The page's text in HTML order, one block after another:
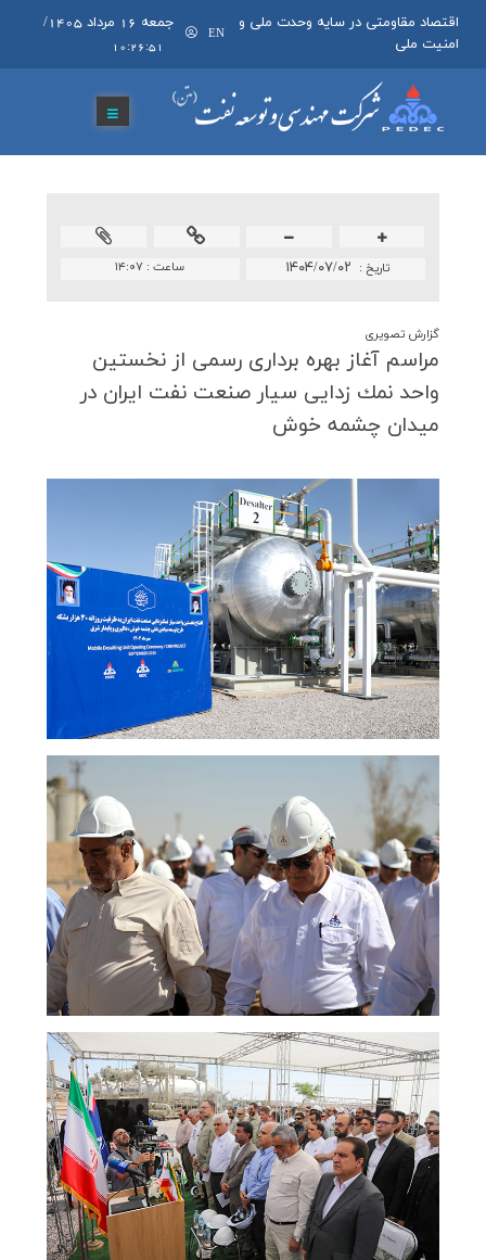
اقتصاد مقاومتی در سایه وحدت ملی و
امنیت ملی
EN
جمعه 16 مرداد 1405 /
10:26:52
ساعت : ۱۴:۰۷ تاريخ : ۱۴۰۴/۰۷/۰۲
گزارش تصویری
مراسم آغاز بهره برداری رسمی از نخستین
واحد نمك زدایی سیار صنعت نفت ایران در
میدان چشمه خوش